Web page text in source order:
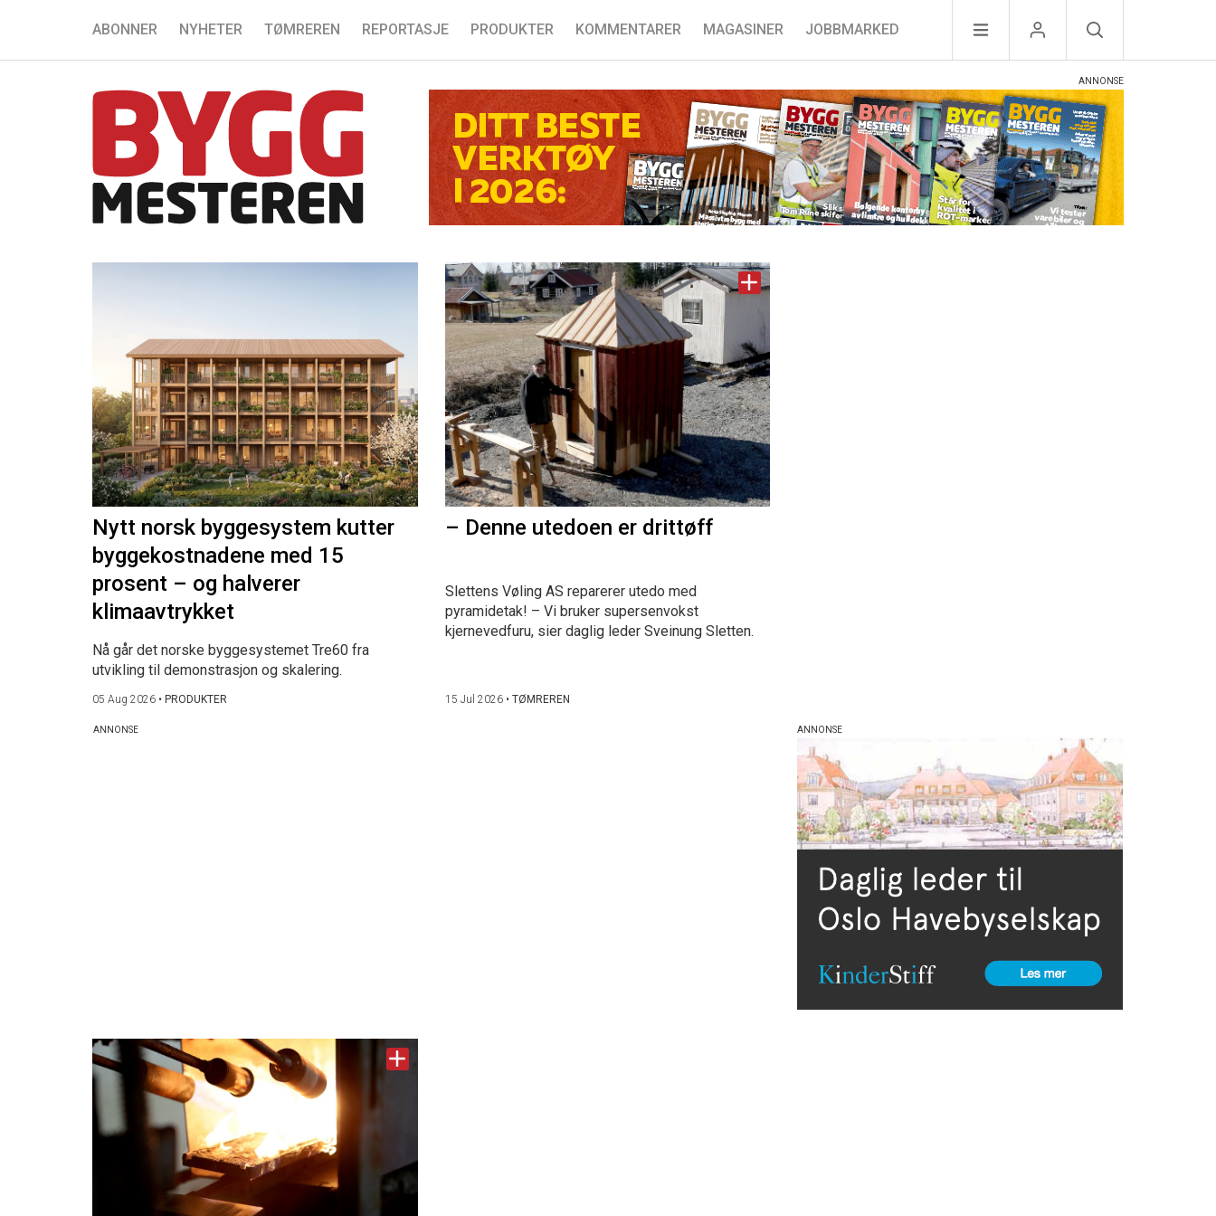
ABONNER NYHETER TØMREREN REPORTASJE PRODUKTER KOMMENTARER MAGASINER JOBBMARKED
Nytt norsk byggesystem kutter
byggekostnadene med 15
prosent – og halverer
klimaavtrykket
Nå går det norske byggesystemet Tre60 fra
utvikling til demonstrasjon og skalering.
05 Aug 2026 • PRODUKTER
– Denne utedoen er drittøff
Slettens Vøling AS reparerer utedo med
pyramidetak! – Vi bruker supersenvokst
kjernevedfuru, sier daglig leder Sveinung Sletten.
15 Jul 2026• TØMREREN